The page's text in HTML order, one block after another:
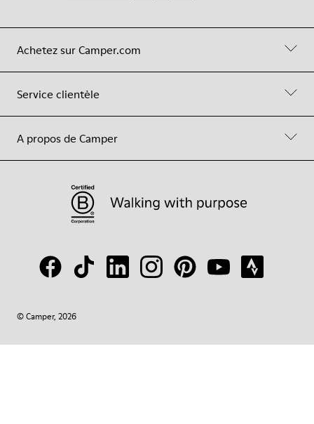
Achetez sur Camper.com
Service clientèle
A propos de Camper
© Camper, 2026